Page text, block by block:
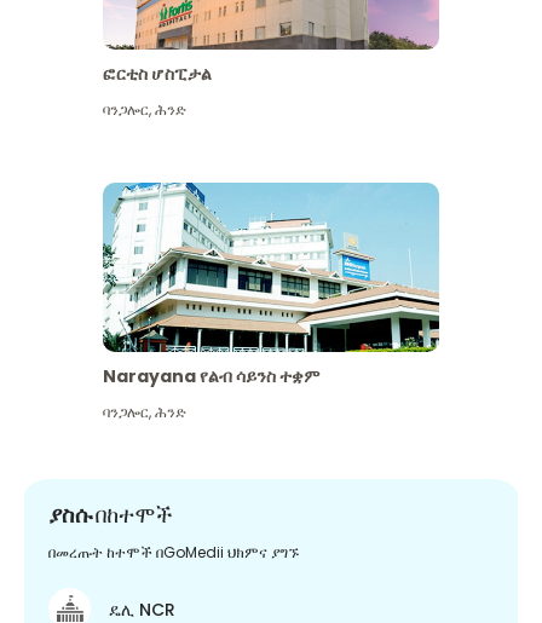
ፎርቲስ ሆስፒታል
ባንጋሎር,ሕንድ
Narayana የልብ ሳይንስ ተቋም
ባንጋሎር,ሕንድ
ያስሱበከተሞች
በመረጡት ከተሞች በGoMedii ህክምና ያግኙ
ዴሊ NCR